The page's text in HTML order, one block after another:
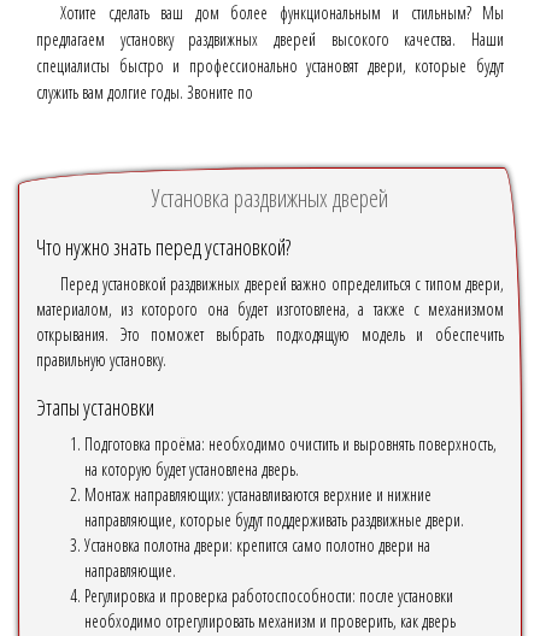
Хотите сделать ваш дом более функциональным и стильным? Мы
предлагаем установку раздвижных дверей высокого качества. Наши
специалисты быстро и профессионально установят двери, которые будут
служить вам долгие годы. Звоните по
Установка раздвижных дверей
Что нужно знать перед установкой?
Перед установкой раздвижных дверей важно определиться с типом двери,
материалом, из которого она будет изготовлена, а также с механизмом
открывания. Это поможет выбрать подходящую модель и обеспечить
правильную установку.
Этапы установки
Подготовка проёма: необходимо очистить и выровнять поверхность,
на которую будет установлена дверь.
Монтаж направляющих: устанавливаются верхние и нижние
направляющие, которые будут поддерживать раздвижные двери.
Установка полотна двери: крепится само полотно двери на
направляющие.
Регулировка и проверка работоспособности: после установки
необходимо отрегулировать механизм и проверить, как дверь